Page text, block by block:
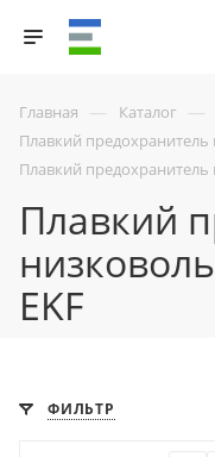
Главная — Каталог —
Плавкий
Плавкий
Плавкий
EKF
ФИЛЬТР